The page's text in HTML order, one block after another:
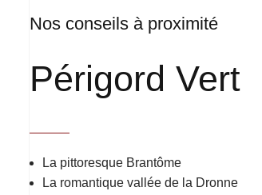
Nos conseils à proximité
Périgord Vert
La pittoresque Brantôme
La romantique vallée de la Dronne